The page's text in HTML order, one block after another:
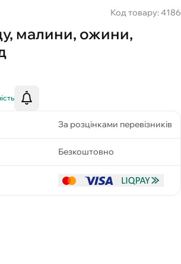
Код товару: 4186
малини, ожини,
За розцінками перевізників
Безкоштовно